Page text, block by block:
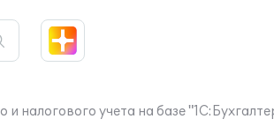
учета на базе